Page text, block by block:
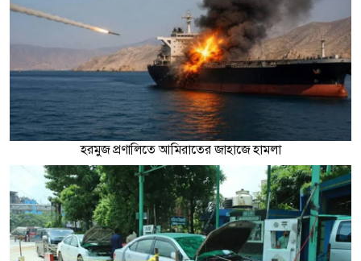
হরমুজ প্রণালিতে আমিরাতের জাহাজে হামলা